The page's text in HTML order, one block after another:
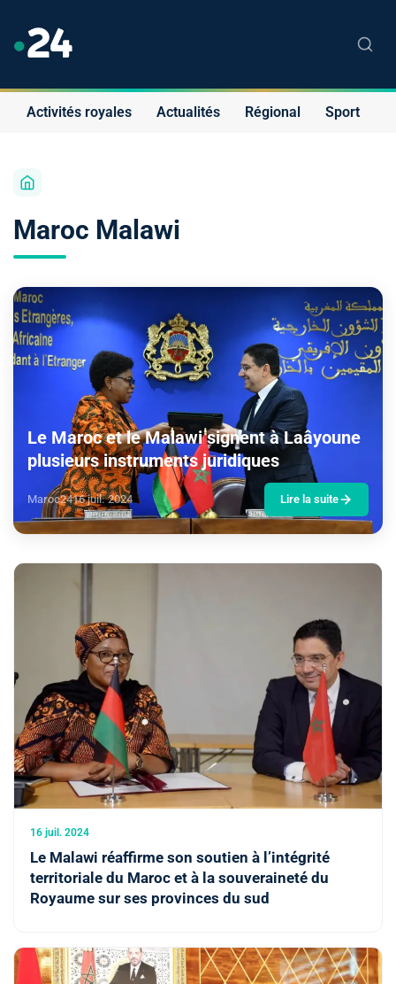
Activités royales Actualités Régional Sport
Maroc Malawi
Le Maroc et le Malawi signent à Laâyoune
plusieurs instruments juridiques
Maroc2416 juil. 2024 Lire la suite
16 juil. 2024
Le Malawi réaffirme son soutien à l’intégrité
territoriale du Maroc et à la souveraineté du
Royaume sur ses provinces du sud